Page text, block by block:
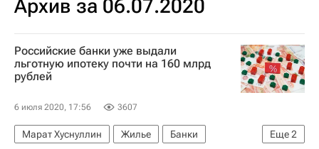
Архив за 06.07.2020
Российские банки уже выдали
льготную ипотеку почти на 160 млрд
рублей
6 июля 2020, 17:56 3607
Еще2
Марат Хуснуллин Жилье
Банки